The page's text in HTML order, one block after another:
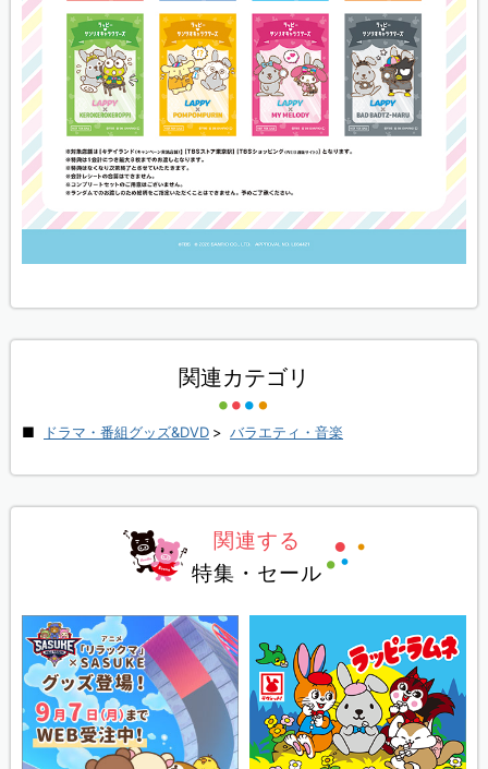
関連カテゴリ
ドラマ・番組グッズ&DVD > バラエティ・音楽
関連する
特集・セール